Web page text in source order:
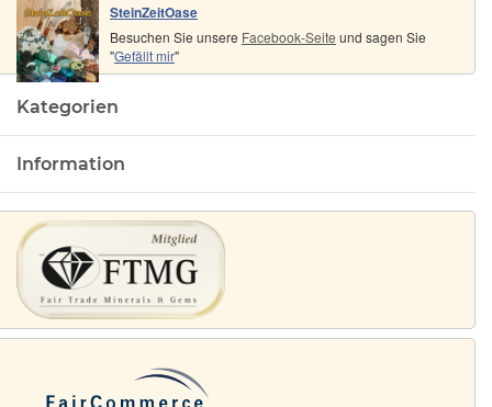
SteinZeitOase
Besuchen Sie unsere Facebook-Seite und sagen Sie
"Gefällt mir"
Kategorien
Information